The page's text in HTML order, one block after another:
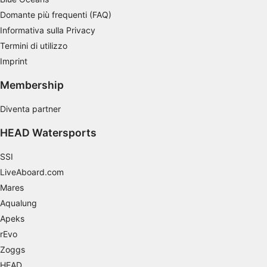
Domante più frequenti (FAQ)
Informativa sulla Privacy
Termini di utilizzo
Imprint
Membership
Diventa partner
HEAD Watersports
SSI
LiveAboard.com
Mares
Aqualung
Apeks
rEvo
Zoggs
HEAD
Utilizzare profili per la selezione di contenuti
personalizzati
Misurare le prestazioni dei contenuti
Comprendere il pubblico attraverso
provenienti da fonti diverse
Sviluppare e migliorare i servizi
contenuti
Caratteristiche speciali IAB:
Utilizzare dati di geolocalizzazione precisi
Finalità di trattamento non legate all'AIAB: